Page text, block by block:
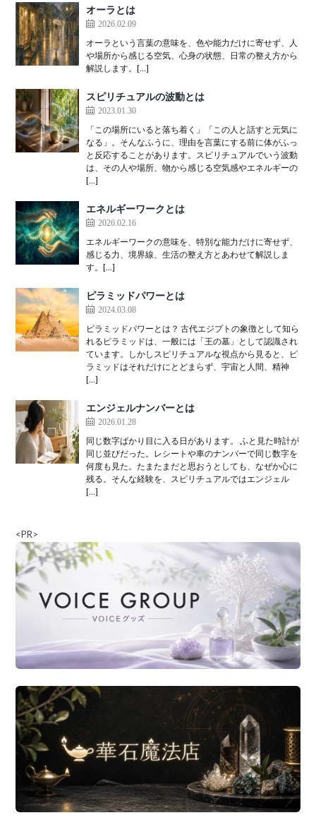
オーラとは
2026.02.09
オーラという言葉の意味を、色や能力だけに寄せず、人
や場所から感じる空気、心身の状態、日常の整え方から
解説します。[…]
スピリチュアルの波動とは
2023.01.30
「この場所にいると落ち着く」「この人と話すと元気に
なる」。そんなふうに、理由を言葉にする前に体がふっ
と反応することがあります。スピリチュアルでいう波動
は、その人や場所、物から感じる空気感やエネルギーの
[…]
エネルギーワークとは
2026.02.16
エネルギーワークの意味を、特別な能力だけに寄せず、
感じる力、境界線、生活の整え方とあわせて解説しま
す。[…]
ピラミッドパワーとは
2024.03.08
ピラミッドパワーとは？ 古代エジプトの象徴として知ら
れるピラミッドは、一般には「王の墓」として認識され
ています。しかしスピリチュアルな視点から見ると、ピ
ラミッドはそれだけにとどまらず、宇宙と人間、精神
[…]
エンジェルナンバーとは
2026.01.28
同じ数字ばかり目に入る日があります。 ふと見た時計が
同じ並びだった。レシートや車のナンバーで同じ数字を
何度も見た。たまたまだと思おうとしても、なぜか心に
残る。そんな経験を、スピリチュアルではエンジェル
[…]
<PR>